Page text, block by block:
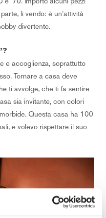
li vendo: è un’attività
divertente.
e accoglienza, soprattutto
Tornare a casa deve
ti avvolge, che ti fa sentire
sia invitante, con colori
Questa casa ha 100
e volevo rispettare il suo